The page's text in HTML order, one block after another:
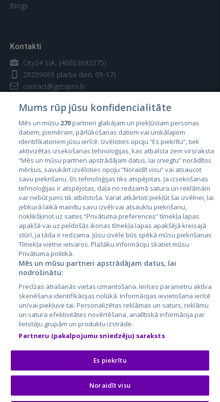
Blogs
Kontakti
City24 SIA, (40003692375)
28259069 (darba dien. 09-17)
contact@getapro.lv
Valstis
Igaunija
Latvija
Lietuva
City24.lv
City24.ee
GetaPro.lv
GetaPro.ee
Skelbiu.lt
Autoplius.lt
Aruodas.lt
CVbankas.lt
Kainos.lt
Paslaugos.lt
auto24.ee
Osta.ee
KuldneBörs.ee
© 2026 GetaPro. Visas tiesības aizsargātas.
Mums rūp jūsu konfidencialitāte
Mēs un mūsu 270partneri glabājam un piekļūstam personas
datiem, piemēram, pārlūkošanas datiem vai unikālajiem
identifikatoriem jūsu ierīcē. Izvēloties opciju “Es piekrītu”, tiek
aktivizētas izsekošanas tehnoloģijas, kas atbalsta zem virsraksta
“Mēs un mūsu partneri apstrādājam datus, lai sniegtu” norādītos
mērķus, savukārt izvēloties opciju “Noraidīt visu” vai atsaucot
savu piekrišanu, šīs tehnoloģijas tiks atspējotas. Ja izsekošanas
tehnoloģijas ir atspējotas, daļa no redzamā satura un reklāmām
var nebūt jums tik atbilstoša. Varat atkārtoti piekļūt šai izvēlnei, lai
jebkurā laikā mainītu savu izvēli vai atsauktu piekrišanu,
noklikšķinot uz saites “Privātuma preferences” tīmekļa lapas
apakšā vai uz peldošās ikonas tīmekļa lapas apakšējā kreisajā
stūrī, ja tāda ir redzama. Jūsu izvēle būs spēkā mūsu piekrišanas
Tīmekļa vietne ietvaros. Plašāku informāciju skatiet mūsu
Privātuma politikā.
Mēs un mūsu partneri apstrādājam datus, lai
nodrošinātu:
Precīzas atrašanās vietas izmantošana. Ierīces parametru aktīva
skenēšana identifikācijas nolūkā. Informācijas ievietošana ierīcē
un/vai piekļuve tai. Personalizētas reklāmas un saturs, reklāmu
un satura efektivitātes novērtēšana, analītiskā informācija par
lietotāju grupām un produktu izstrāde.
Partneru (pakalpojumu sniedzēju) saraksts
Es piekrītu
Noraidīt visu